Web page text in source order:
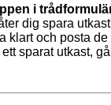
i
dig spara
klart och posta
sparat utkast,